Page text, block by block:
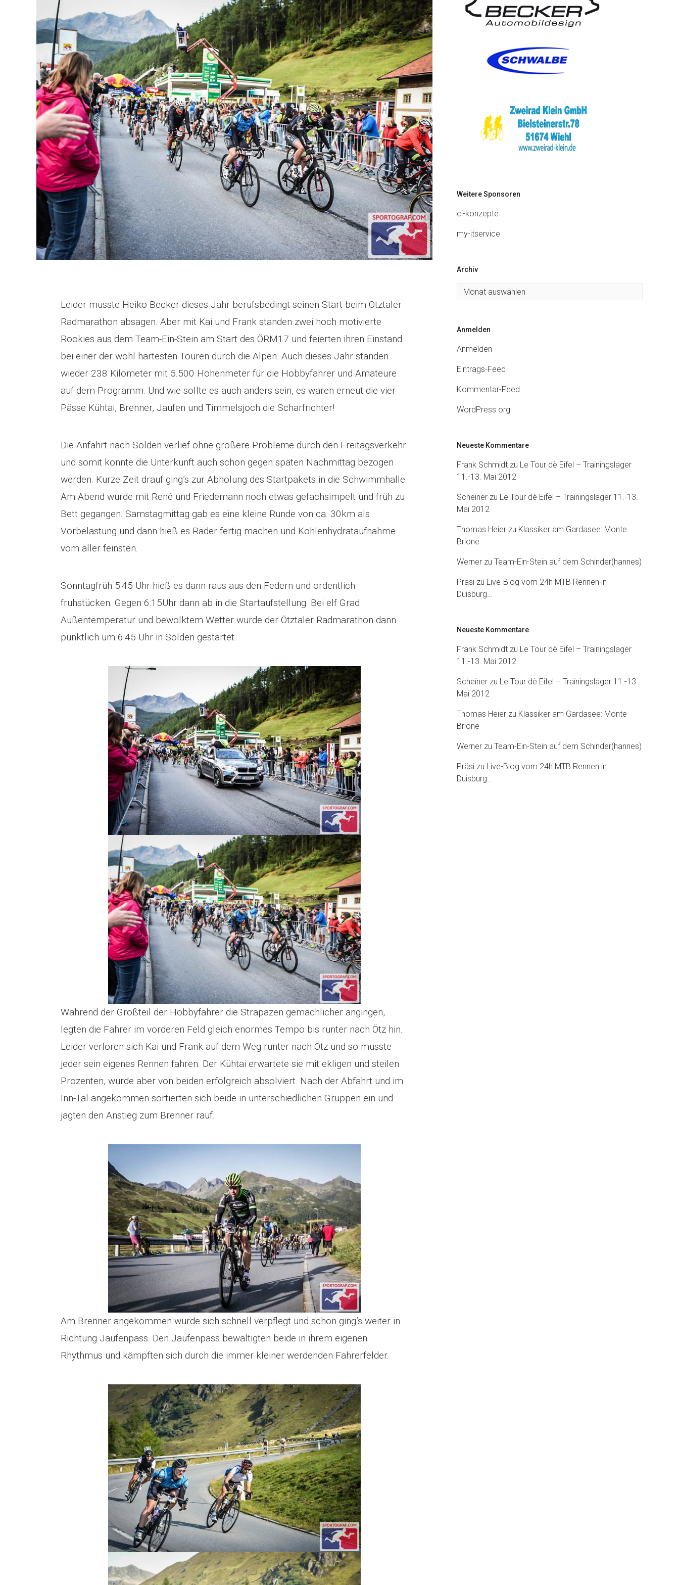
Leider musste Heiko Becker dieses Jahr berufsbedingt seinen Start beim Ötztaler
Radmarathon absagen. Aber mit Kai und Frank standen zwei hoch motivierte
Rookies aus dem Team-Ein-Stein am Start des ÖRM17 und feierten ihren Einstand
bei einer der wohl härtesten Touren durch die Alpen. Auch dieses Jahr standen
wieder 238 Kilometer mit 5.500 Höhenmeter für die Hobbyfahrer und Amateure
auf dem Programm. Und wie sollte es auch anders sein, es waren erneut die vier
Pässe Kühtai, Brenner, Jaufen und Timmelsjoch die Scharfrichter!
Die Anfahrt nach Sölden verlief ohne größere Probleme durch den Freitagsverkehr
und somit konnte die Unterkunft auch schon gegen späten Nachmittag bezogen
werden. Kurze Zeit drauf ging’s zur Abholung des Startpakets in die Schwimmhalle.
Am Abend wurde mit René und Friedemann noch etwas gefachsimpelt und früh zu
Bett gegangen. Samstagmittag gab es eine kleine Runde von ca. 30km als
Vorbelastung und dann hieß es Räder fertig machen und Kohlenhydrataufnahme
vom aller feinsten.
Sonntagfrüh 5:45 Uhr hieß es dann raus aus den Federn und ordentlich
frühstücken. Gegen 6:15Uhr dann ab in die Startaufstellung. Bei elf Grad
Außentemperatur und bewölktem Wetter wurde der Ötztaler Radmarathon dann
pünktlich um 6:45 Uhr in Sölden gestartet.
Während der Großteil der Hobbyfahrer die Strapazen gemächlicher angingen,
legten die Fahrer im vorderen Feld gleich enormes Tempo bis runter nach Ötz hin.
Leider verloren sich Kai und Frank auf dem Weg runter nach Ötz und so musste
jeder sein eigenes Rennen fahren. Der Kühtai erwartete sie mit ekligen und steilen
Prozenten, wurde aber von beiden erfolgreich absolviert. Nach der Abfahrt und im
Inn-Tal angekommen sortierten sich beide in unterschiedlichen Gruppen ein und
jagten den Anstieg zum Brenner rauf.
Am Brenner angekommen wurde sich schnell verpflegt und schon ging’s weiter in
Richtung Jaufenpass. Den Jaufenpass bewältigten beide in ihrem eigenen
Rhythmus und kämpften sich durch die immer kleiner werdenden Fahrerfelder.
Weitere Sponsoren
ci-konzepte
my-itservice
Archiv
Archiv
Anmelden
Anmelden
Eintrags-Feed
Kommentar-Feed
WordPress.org
Neueste Kommentare
Frank Schmidt zu Le Tour dè Eifel – Trainingslager
11.-13. Mai 2012
Scheiner zu Le Tour dè Eifel – Trainingslager 11.-13.
Mai 2012
Thomas Heier zu Klassiker am Gardasee: Monte
Brione
Werner zuTeam-Ein-Stein auf dem Schinder(hannes)
Präsi zu Live-Blog vom 24h MTB Rennen in
Duisburg…
Neueste Kommentare
Frank Schmidt zu Le Tour dè Eifel – Trainingslager
11.-13. Mai 2012
Scheiner zu Le Tour dè Eifel – Trainingslager 11.-13.
Mai 2012
Thomas Heier zu Klassiker am Gardasee: Monte
Brione
Werner zuTeam-Ein-Stein auf dem Schinder(hannes)
Präsi zu Live-Blog vom 24h MTB Rennen in
Duisburg…